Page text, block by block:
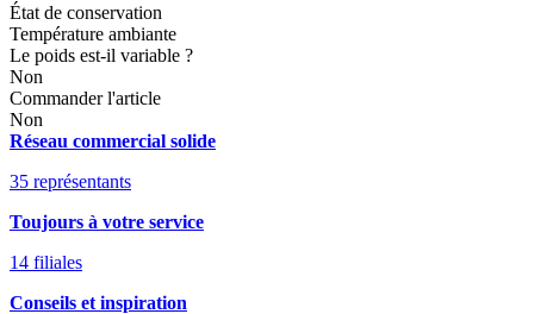
État de conservation
Température ambiante
Le poids est-il variable ?
Non
Commander l'article
Non
Réseau commercial solide
35 représentants
Toujours à votre service
14 filiales
Conseils et inspiration